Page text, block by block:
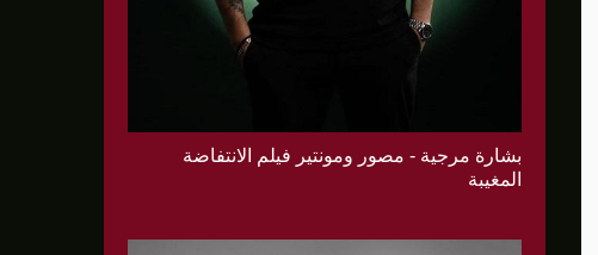
بشارة مرجية - مصور ومونتير فيلم الانتفاضة
المغيبة